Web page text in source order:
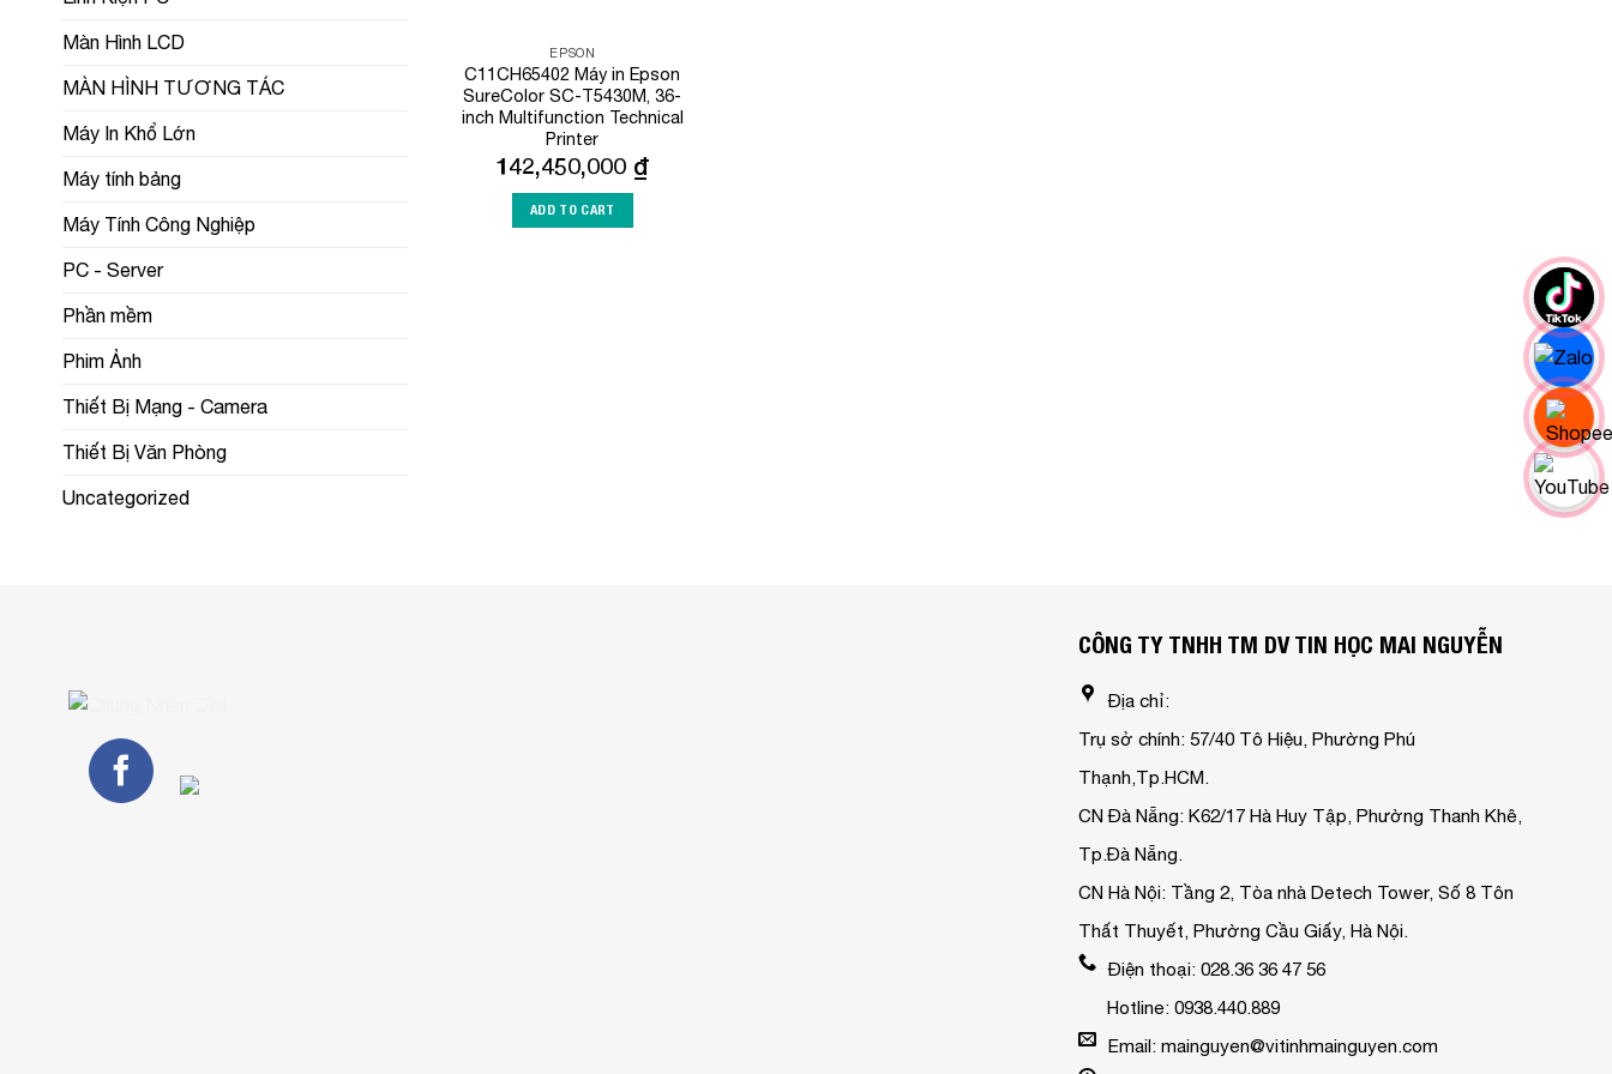
Màn Hình LCD
MÀN HÌNH TƯƠNG TÁC
Máy In Khổ Lớn
Máy tính bảng
Máy Tính Công Nghiệp
PC - Server
Phần mềm
Phim Ảnh
Thiết Bị Mạng - Camera
Thiết Bị Văn Phòng
Uncategorized
EPSON
C11CH65402 Máy in Epson
SureColor SC-T5430M, 36-
inch Multifunction Technical
Printer
142,450,000 ₫
ADD TO CART
CÔNG TY TNHH TM DV TIN HỌC MAI NGUYỄN
Địa chỉ:
Trụ sở chính: 57/40 Tô Hiệu, Phường Phú
Thạnh,Tp.HCM.
CN Đà Nẵng: K62/17 Hà Huy Tập, Phường Thanh Khê,
Tp.Đà Nẵng.
CN Hà Nội: Tầng 2, Tòa nhà Detech Tower, Số 8 Tôn
Thất Thuyết, Phường Cầu Giấy, Hà Nội.
Điện thoại: 028.36 36 47 56
Hotline: 0938.440.889
Email: mainguyen@vitinhmainguyen.com